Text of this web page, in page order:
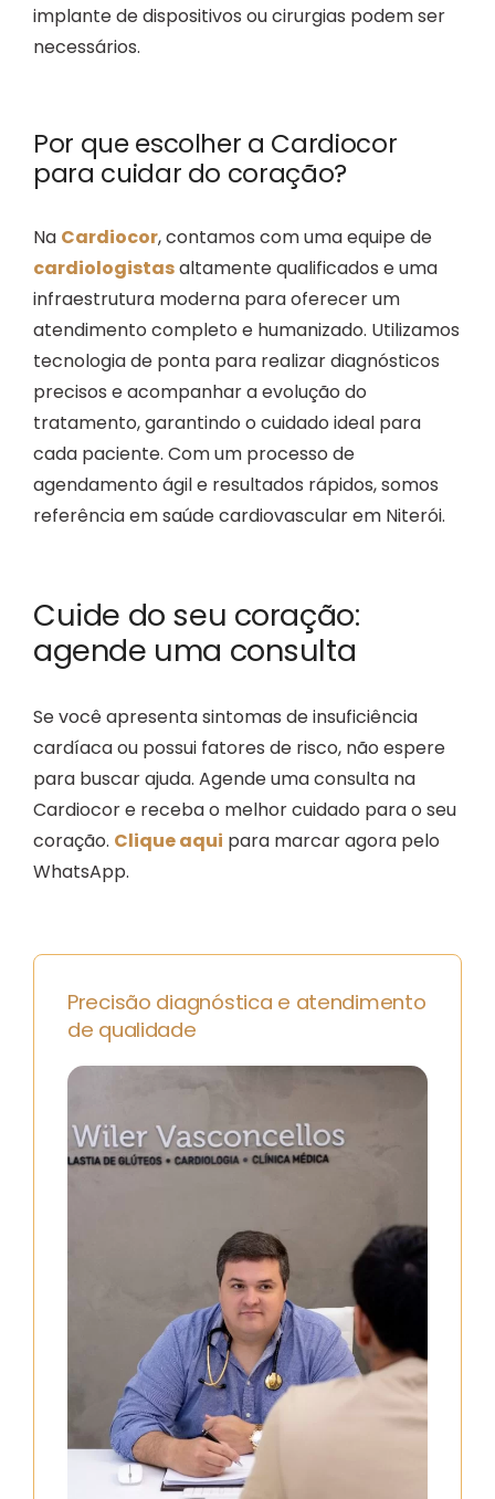
implante de dispositivos ou cirurgias podem ser
necessários.
Por que escolher a Cardiocor
para cuidar do coração?
Na Cardiocor, contamos com uma equipe de
cardiologistasaltamente qualificados e uma
infraestrutura moderna para oferecer um
atendimento completo e humanizado. Utilizamos
tecnologia de ponta para realizar diagnósticos
precisos e acompanhar a evolução do
tratamento, garantindo o cuidado ideal para
cada paciente. Com um processo de
agendamento ágil e resultados rápidos, somos
referência em saúde cardiovascular em Niterói.
Cuide do seu coração:
agende uma consulta
Se você apresenta sintomas de insuficiência
cardíaca ou possui fatores de risco, não espere
para buscar ajuda. Agende uma consulta na
Cardiocor e receba o melhor cuidado para o seu
coração. Clique aqui para marcar agora pelo
WhatsApp.
Precisão diagnóstica e atendimento
de qualidade